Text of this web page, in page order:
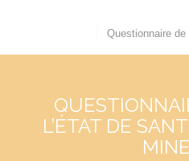
Questionnaire
L’ÉTAT DE